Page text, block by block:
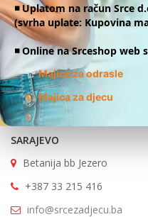
◾️ Uplatom na račun Srce
(svrha uplate: Kupovina
◾️ Online na Srceshop web
👕Majice za odrasle
👕Majica za djecu
SRCE ZA DJECU
SARAJEVO
Betanija bb Jezero
+387 33 215 416
info@srcezadjecu.ba